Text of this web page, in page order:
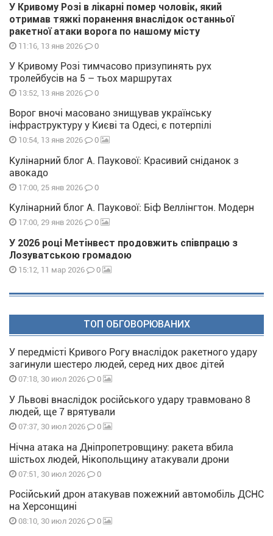
У Кривому Розі в лікарні помер чоловік, який
отримав тяжкі поранення внаслідок останньої
ракетної атаки ворога по нашому місту
11:16, 13 янв 2026 0
У Кривому Розі тимчасово призупинять рух
тролейбусів на 5 – тьох маршрутах
13:52, 13 янв 2026 0
Ворог вночі масовано знищував українську
інфраструктуру у Києві та Одесі, є потерпілі
10:54, 13 янв 2026 0
Кулінарний блог А. Паукової: Красивий сніданок з
авокадо
17:00, 25 янв 2026 0
Кулінарний блог А. Паукової: Біф Веллінгтон. Модерн
17:00, 29 янв 2026 0
У 2026 році Метінвест продовжить співпрацю з
Лозуватською громадою
15:12, 11 мар 2026 0
ТОП ОБГОВОРЮВАНИХ
У передмісті Кривого Рогу внаслідок ракетного удару
загинули шестеро людей, серед них двоє дітей
07:18, 30 июл 2026 0
У Львові внаслідок російського удару травмовано 8
людей, ще 7 врятували
07:37, 30 июл 2026 0
Нічна атака на Дніпропетровщину: ракета вбила
шістьох людей, Нікопольщину атакували дрони
07:51, 30 июл 2026 0
Російський дрон атакував пожежний автомобіль ДСНС
на Херсонщині
08:10, 30 июл 2026 0